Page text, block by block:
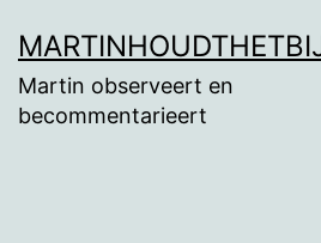
naar
de
Martin observeert en
becommentarieert